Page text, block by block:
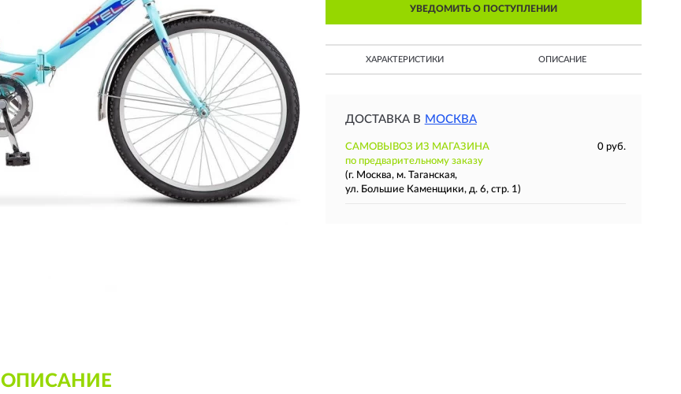
УВЕДОМИТЬ О ПОСТУПЛЕНИИ
ХАРАКТЕРИСТИКИ ОПИСАНИЕ
ДОСТАВКА В МОСКВА
САМОВЫВОЗ ИЗ МАГАЗИНА
0 руб.
по предварительному заказу
(г. Москва, м. Таганская,
ул. Большие Каменщики, д. 6, стр. 1)
ОПИСАНИЕ